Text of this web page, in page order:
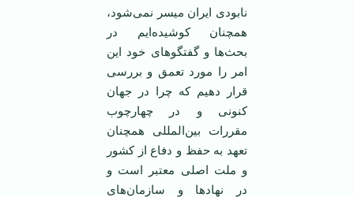
نابودی ايران ميسر نمی‌شود،
همچنان کوشيده‌ايم در
بحث‌ها و گفتگوهای خود اين
امر را مورد تعمق و بررسی
قرار دهيم که چرا در جهان
کنونی و در چهارچوب
مقررات بين‌المللی همچنان
تعهد به حفظ و دفاع از کشور
و ملت اصلی معتبر است و
در نهادها و سازمان‌های